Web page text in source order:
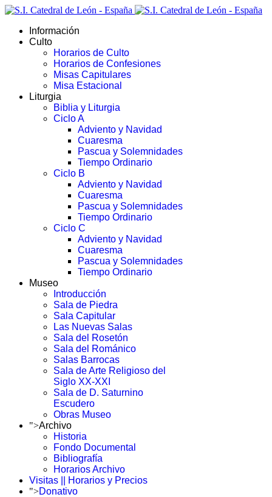
Información
Culto
Horarios de Culto
Horarios de Confesiones
Misas Capitulares
Misa Estacional
Liturgia
Biblia y Liturgia
Ciclo A
Adviento y Navidad
Cuaresma
Pascua y Solemnidades
Tiempo Ordinario
Ciclo B
Adviento y Navidad
Cuaresma
Pascua y Solemnidades
Tiempo Ordinario
Ciclo C
Adviento y Navidad
Cuaresma
Pascua y Solemnidades
Tiempo Ordinario
Museo
Introducción
Sala de Piedra
Sala Capitular
Las Nuevas Salas
Sala del Rosetón
Sala del Románico
Salas Barrocas
Sala de Arte Religioso del
Siglo XX-XXI
Sala de D. Saturnino
Escudero
Obras Museo
">Archivo
Historia
Fondo Documental
Bibliografía
Horarios Archivo
Visitas || Horarios y Precios
">Donativo